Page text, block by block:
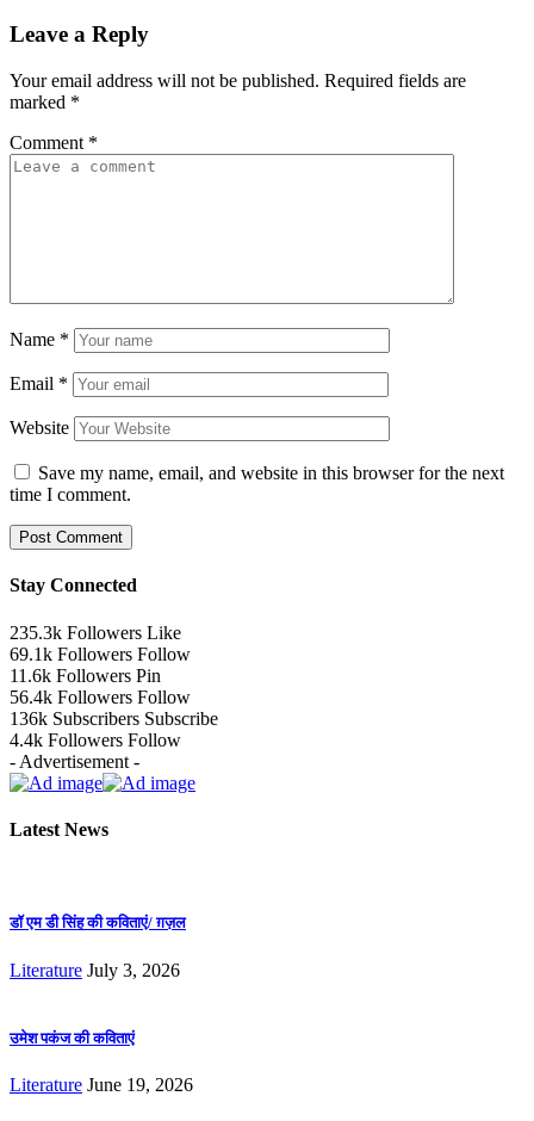
Leave a Reply
Your email address will not be published. Required fields are
marked *
Comment *
Name *
Email *
Website
Save my name, email, and website in this browser for the next
time I comment.
Stay Connected
235.3k Followers Like
69.1k Followers Follow
11.6k Followers Pin
56.4k Followers Follow
136k Subscribers Subscribe
4.4k Followers Follow
- Advertisement -
Latest News
डॉ एम डी सिंह की कविताएं/ ग़ज़ल
Literature July 3, 2026
उमेश पकंज की कविताएं
Literature June 19, 2026